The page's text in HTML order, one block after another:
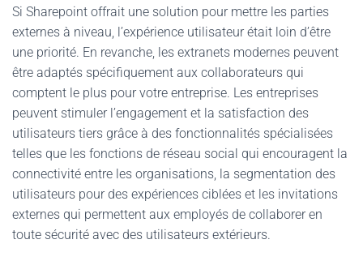
Si Sharepoint offrait une solution pour mettre les parties
externes à niveau, l’expérience utilisateur était loin d’être
une priorité. En revanche, les extranets modernes peuvent
être adaptés spécifiquement aux collaborateurs qui
comptent le plus pour votre entreprise. Les entreprises
peuvent stimuler l’engagement et la satisfaction des
utilisateurs tiers grâce à des fonctionnalités spécialisées
telles que les fonctions de réseau social qui encouragent la
connectivité entre les organisations, la segmentation des
utilisateurs pour des expériences ciblées et les invitations
externes qui permettent aux employés de collaborer en
toute sécurité avec des utilisateurs extérieurs.